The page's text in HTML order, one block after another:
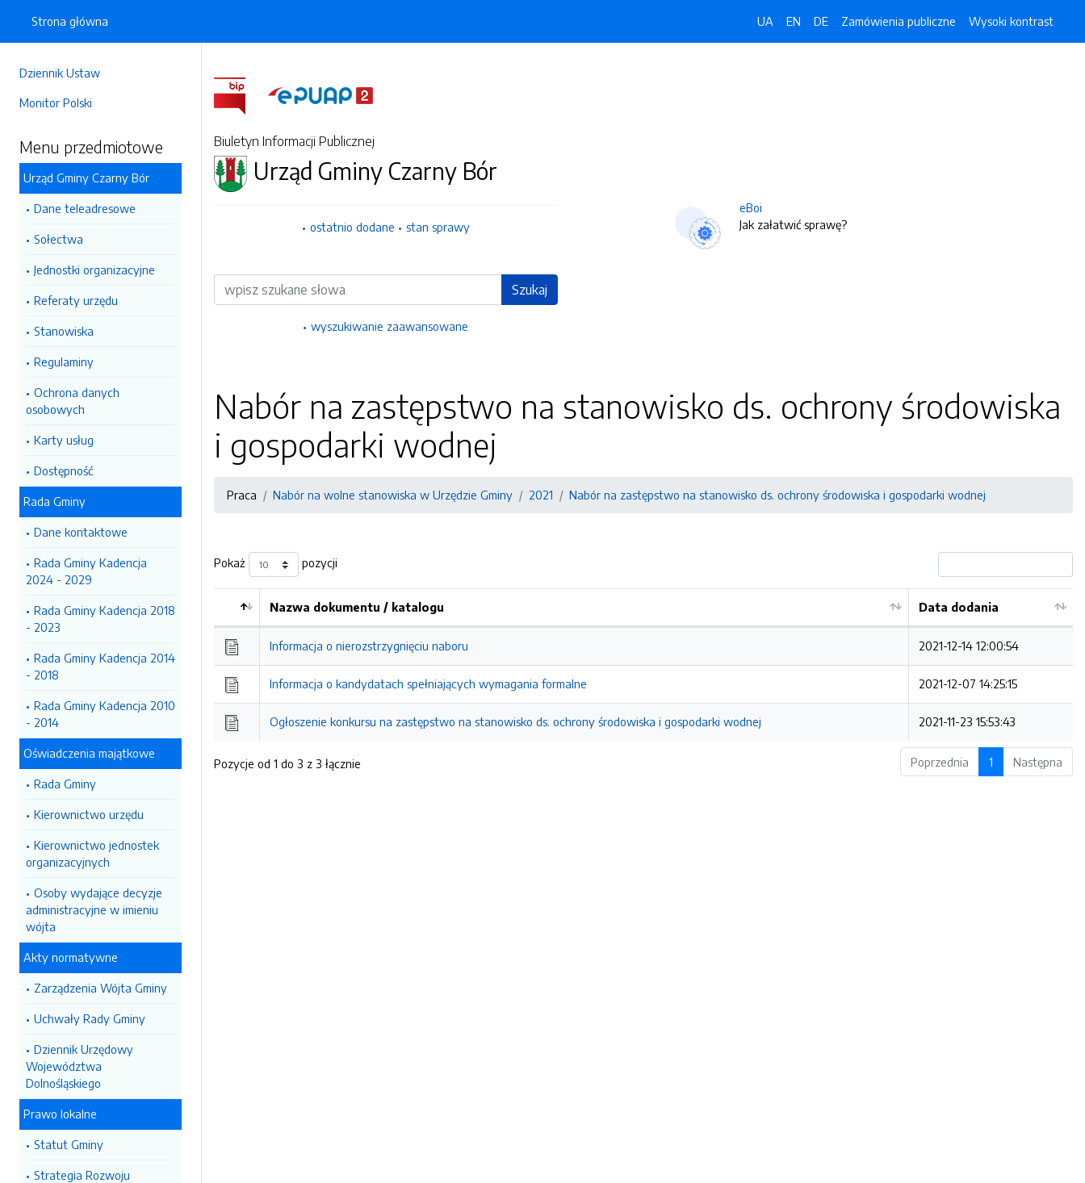
Dziennik Ustaw
Monitor Polski
Menu przedmiotowe
Urząd Gminy Czarny Bór
Dane teleadresowe
Sołectwa
Jednostki organizacyjne
Referaty urzędu
Stanowiska
Regulaminy
Ochrona danych
osobowych
Karty usług
Dostępność
Rada Gminy
Dane kontaktowe
Rada Gminy Kadencja
2024 - 2029
Rada Gminy Kadencja 2018
- 2023
Rada Gminy Kadencja 2014
- 2018
Rada Gminy Kadencja 2010
- 2014
Oświadczenia majątkowe
Rada Gminy
Kierownictwo urzędu
Kierownictwo jednostek
organizacyjnych
Osoby wydające decyzje
administracyjne w imieniu
wójta
Akty normatywne
Zarządzenia Wójta Gminy
Uchwały Rady Gminy
Dziennik Urzędowy
Województwa
Dolnośląskiego
Prawo lokalne
Statut Gminy
Strategia Rozwoju
Strona główna UA EN DE Zamówienia publiczne Wysoki kontrast
Biuletyn Informacji Publicznej
Urząd Gminy Czarny Bór
ostatnio dodane stan sprawy
Wyszukiwarka Szukaj
wyszukiwanie zaawansowane
eBoi
Jak załatwić sprawę?
Nabór na zastępstwo na stanowisko ds. ochrony środowiska
i gospodarki wodnej
Praca Nabór na wolne stanowiska w Urzędzie Gminy 2021 Nabór na zastępstwo na stanowisko ds. ochrony środowiska i gospodarki wodnej
Pokaż pozycji
Kolejność
Nazwa dokumentu / katalogu Data dodania
Informacja o nierozstrzygnięciu naboru 2021-12-14 12:00:54
Informacja o kandydatach spełniających wymagania formalne 2021-12-07 14:25:15
Ogłoszenie konkursu na zastępstwo na stanowisko ds. ochrony środowiska i gospodarki wodnej 2021-11-23 15:53:43
Pozycje od 1 do 3 z 3 łącznie Poprzednia 1 Następna